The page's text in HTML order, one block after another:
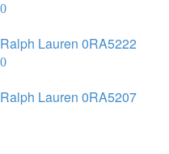
Ralph Lauren 0RA5222
Ralph Lauren 0RA5207